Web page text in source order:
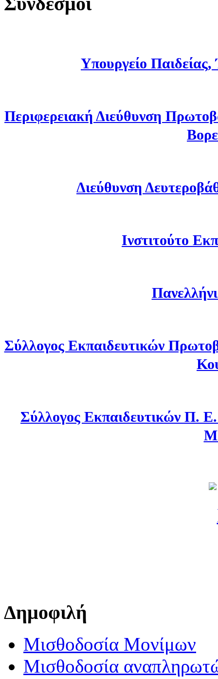
Υπουργείο
Περιφερειακή Διεύθυνση
Διεύθυνση
Ινστιτούτο
Σύλλογος Εκπαιδευτικών
Σύλλογος Εκπαιδευτικών Π.
Δημοφιλή
Μισθοδοσία Μονίμων
Μισθοδοσία